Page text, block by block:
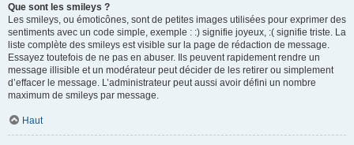
Que sont les smileys ?
Les smileys, ou émoticônes, sont de petites images utilisées pour exprimer des
sentiments avec un code simple, exemple : :) signifie joyeux, :( signifie triste. La
liste complète des smileys est visible sur la page de rédaction de message.
Essayez toutefois de ne pas en abuser. Ils peuvent rapidement rendre un
message illisible et un modérateur peut décider de les retirer ou simplement
d’effacer le message. L’administrateur peut aussi avoir défini un nombre
maximum de smileys par message.
Haut